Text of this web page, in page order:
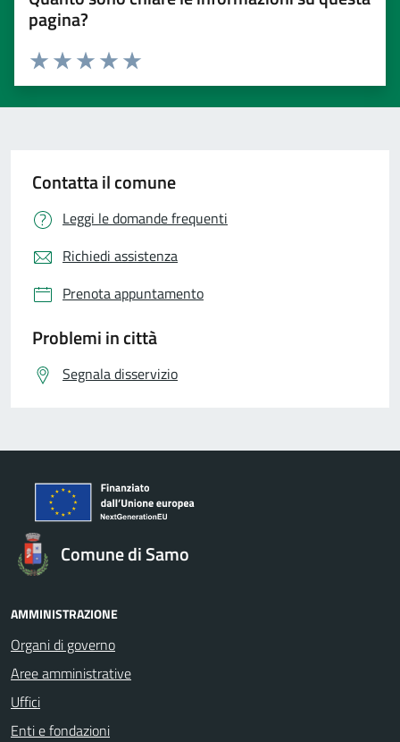
pagina?
Valuta 5 stelle su 5
Valuta 4 stelle su 5
Valuta 3 stelle su 5
Valuta 2 stelle su 5
Valuta 1 stelle su 5
Contatta il comune
Leggi le domande frequenti
Richiedi assistenza
Prenota appuntamento
Problemi in città
Segnala disservizio
Comune di Samo
AMMINISTRAZIONE
Organi di governo
Aree amministrative
Uffici
Enti e fondazioni